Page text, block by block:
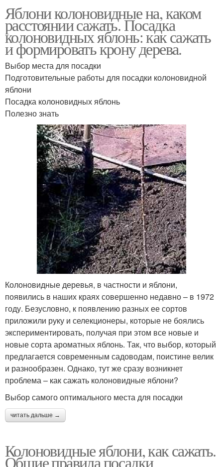
Яблони колоновидные на, каком
расстоянии сажать. Посадка
колоновидных яблонь: как сажать
и формировать крону дерева.
Выбор места для посадки
Подготовительные работы для посадки колоновидной
яблони
Посадка колоновидных яблонь
Полезно знать
Колоновидные деревья, в частности и яблони,
появились в наших краях совершенно недавно – в 1972
году. Безусловно, к появлению разных ее сортов
приложили руку и селекционеры, которые не боялись
экспериментировать, получая при этом все новые и
новые сорта ароматных яблонь. Так, что выбор, который
предлагается современным садоводам, поистине велик
и разнообразен. Однако, тут же сразу возникнет
проблема – как сажать колоновидные яблони?
Выбор самого оптимального места для посадки
читать дальше →
Колоновидные яблони, как сажать.
Общие правила посадки